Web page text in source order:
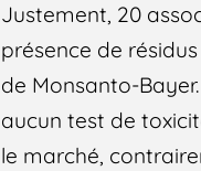
Justement, 20
présence de
de Monsanto-
aucun test de
le marché,